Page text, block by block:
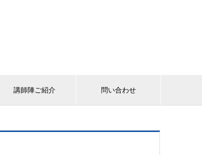
講師陣ご紹介 問い合わせ